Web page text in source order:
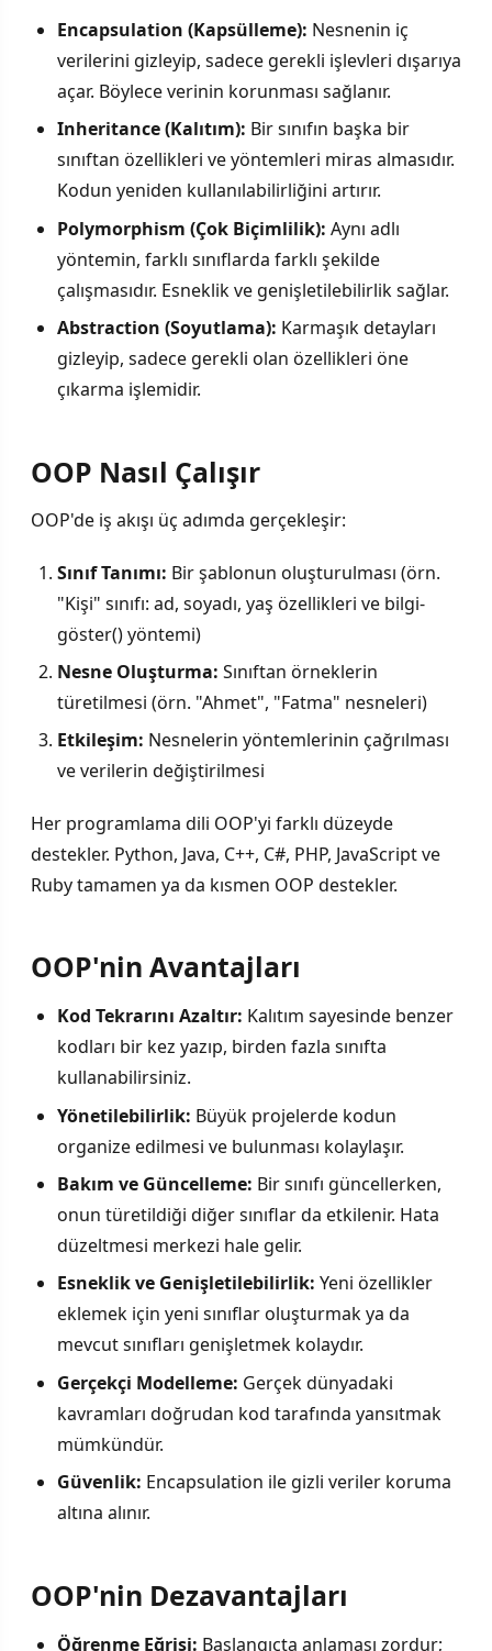
Encapsulation (Kapsülleme): Nesnenin iç
verilerini gizleyip, sadece gerekli işlevleri dışarıya
açar. Böylece verinin korunması sağlanır.
Inheritance (Kalıtım): Bir sınıfın başka bir
sınıftan özellikleri ve yöntemleri miras almasıdır.
Kodun yeniden kullanılabilirliğini artırır.
Polymorphism (Çok Biçimlilik): Aynı adlı
yöntemin, farklı sınıflarda farklı şekilde
çalışmasıdır. Esneklik ve genişletilebilirlik sağlar.
Abstraction (Soyutlama): Karmaşık detayları
gizleyip, sadece gerekli olan özellikleri öne
çıkarma işlemidir.
OOP Nasıl Çalışır
OOP'de iş akışı üç adımda gerçekleşir:
Sınıf Tanımı: Bir şablonun oluşturulması (örn.
"Kişi" sınıfı: ad, soyadı, yaş özellikleri ve bilgi-
göster() yöntemi)
Nesne Oluşturma: Sınıftan örneklerin
türetilmesi (örn. "Ahmet", "Fatma" nesneleri)
Etkileşim: Nesnelerin yöntemlerinin çağrılması
ve verilerin değiştirilmesi
Her programlama dili OOP'yi farklı düzeyde
destekler. Python, Java, C++, C#, PHP, JavaScript ve
Ruby tamamen ya da kısmen OOP destekler.
OOP'nin Avantajları
Kod Tekrarını Azaltır: Kalıtım sayesinde benzer
kodları bir kez yazıp, birden fazla sınıfta
kullanabilirsiniz.
Yönetilebilirlik: Büyük projelerde kodun
organize edilmesi ve bulunması kolaylaşır.
Bakım ve Güncelleme: Bir sınıfı güncellerken,
onun türetildiği diğer sınıflar da etkilenir. Hata
düzeltmesi merkezi hale gelir.
Esneklik ve Genişletilebilirlik: Yeni özellikler
eklemek için yeni sınıflar oluşturmak ya da
mevcut sınıfları genişletmek kolaydır.
Gerçekçi Modelleme: Gerçek dünyadaki
kavramları doğrudan kod tarafında yansıtmak
mümkündür.
Güvenlik: Encapsulation ile gizli veriler koruma
altına alınır.
OOP'nin Dezavantajları
Öğrenme Eğrisi: Başlangıçta anlaması zordur;